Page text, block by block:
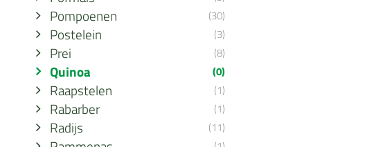
Pompoenen (30)
Postelein (3)
Prei (8)
Quinoa (0)
Raapstelen (1)
Rabarber (1)
Radijs (11)